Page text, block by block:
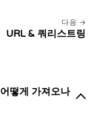
다음
URL & 쿼리스트링
떻게 가져오나